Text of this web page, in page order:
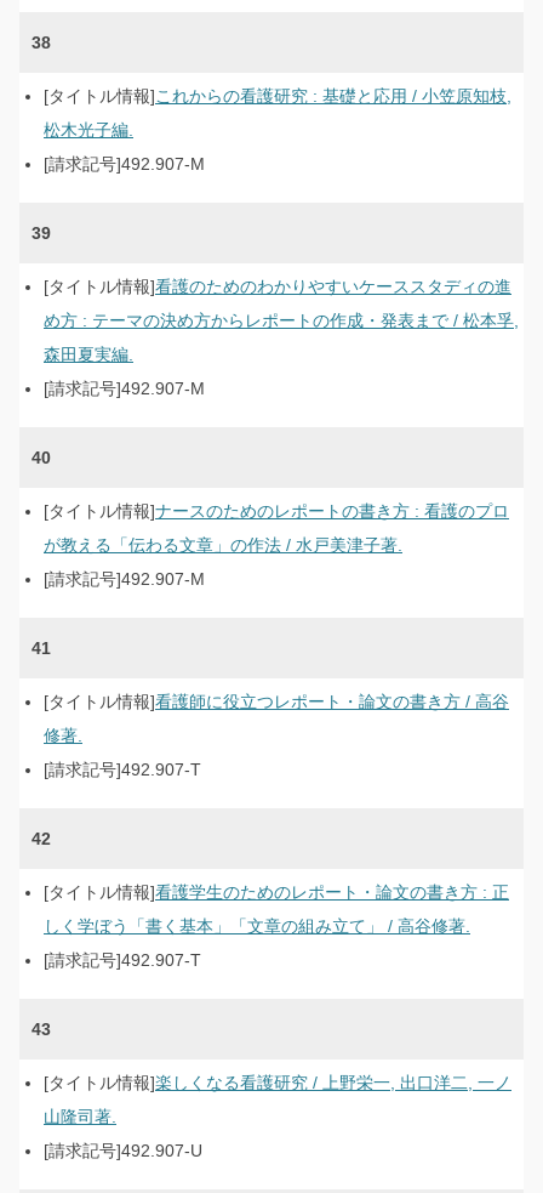
38
これからの看護研究 : 基礎と応用 / 小笠原知枝,
松木光子編.
492.907-M
39
看護のためのわかりやすいケーススタディの進
め方 : テーマの決め方からレポートの作成・発表まで / 松本孚,
森田夏実編.
492.907-M
40
ナースのためのレポートの書き方 : 看護のプロ
が教える「伝わる文章」の作法 / 水戸美津子著.
492.907-M
41
看護師に役立つレポート・論文の書き方 / 高谷
修著.
492.907-T
42
看護学生のためのレポート・論文の書き方 : 正
しく学ぼう「書く基本」「文章の組み立て」 / 高谷修著.
492.907-T
43
楽しくなる看護研究 / 上野栄一, 出口洋二, 一ノ
山隆司著.
492.907-U